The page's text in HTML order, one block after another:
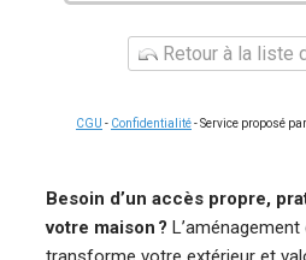
Retour à la liste
CGU - Confidentialité- Service proposé par
Besoin d’un accès propre,
votre maison ?